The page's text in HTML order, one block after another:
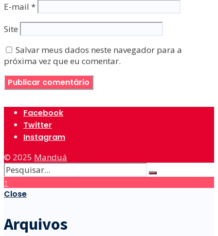
E-mail *
Site
Salvar meus dados neste navegador para a
próxima vez que eu comentar.
Facebook
Twitter
Instagram
© 2025 Manduá
↑
Close
Arquivos